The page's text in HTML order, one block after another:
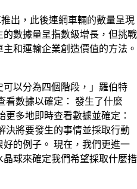
出，此後連網車輛的數量呈現
數據量呈指數級增長，但挑戰
和運輸企業創造價值的方法。
可以分為四個階段，」羅伯特
看數據以確定： 發生了什麼
多地即時查看數據並確定：
決將要發生的事情並採取行動
的例子。 現在，我們更進一
球來確定我們希望採取什麼措